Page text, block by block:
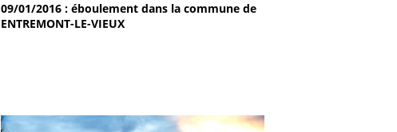
09/01/2016 : éboulement dans la commune de
ENTREMONT-LE-VIEUX